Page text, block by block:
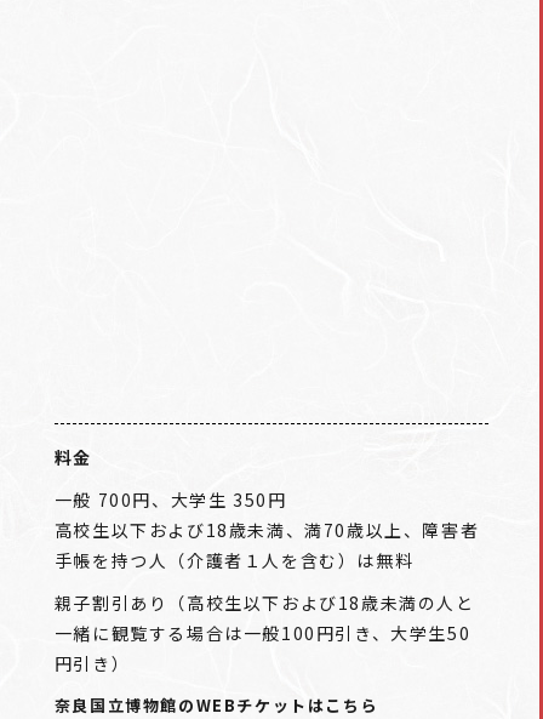
料金
一般 700円、大学生 350円
高校生以下および18歳未満、満70歳以上、障害者
手帳を持つ人（介護者１人を含む）は無料
親子割引あり（高校生以下および18歳未満の人と
一緒に観覧する場合は一般100円引き、大学生50
円引き）
奈良国立博物館のWEBチケットはこちら